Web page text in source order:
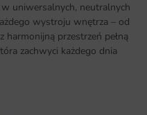
uniwersalnych, neutralnych
wystroju wnętrza – od
przestrzeń pełną
zachwyci każdego dnia